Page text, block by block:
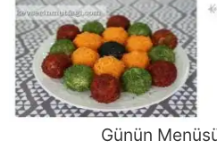
Günün